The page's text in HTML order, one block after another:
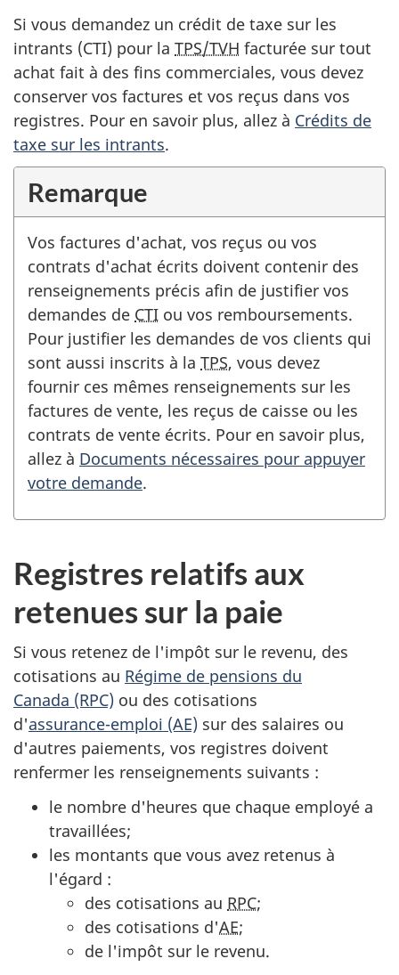
Si vous demandez un crédit de taxe sur les
intrants (CTI) pour la TPS/TVH facturée sur tout
achat fait à des fins commerciales, vous devez
conserver vos factures et vos reçus dans vos
registres. Pour en savoir plus, allez à Crédits de
taxe sur les intrants.
Remarque
Vos factures d'achat, vos reçus ou vos
contrats d'achat écrits doivent contenir des
renseignements précis afin de justifier vos
demandes de CTI ou vos remboursements.
Pour justifier les demandes de vos clients qui
sont aussi inscrits à la TPS, vous devez
fournir ces mêmes renseignements sur les
factures de vente, les reçus de caisse ou les
contrats de vente écrits. Pour en savoir plus,
allez à Documents nécessaires pour appuyer
votre demande.
Registres relatifs aux
retenues sur la paie
Si vous retenez de l'impôt sur le revenu, des
cotisations au Régime de pensions du
Canada (RPC) ou des cotisations
d'assurance-emploi (AE) sur des salaires ou
d'autres paiements, vos registres doivent
renfermer les renseignements suivants :
le nombre d'heures que chaque employé a
travaillées;
les montants que vous avez retenus à
l'égard :
des cotisations au RPC;
des cotisations d'AE;
de l'impôt sur le revenu.